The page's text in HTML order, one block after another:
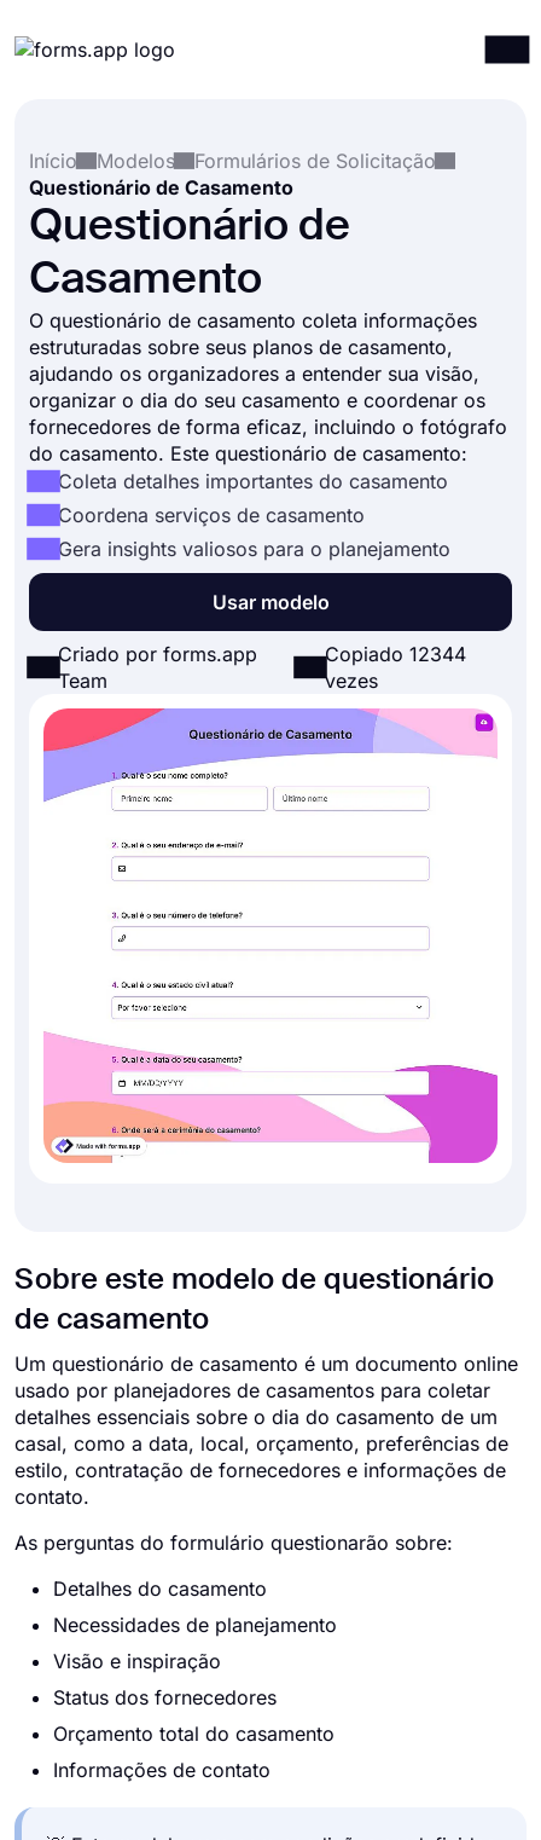
Integrações
Modelos
Recursos
Início
Modelos
Formulários de Solicitação
Questionário de Casamento
Questionário de
Casamento
O questionário de casamento coleta informações
estruturadas sobre seus planos de casamento,
ajudando os organizadores a entender sua visão,
organizar o dia do seu casamento e coordenar os
fornecedores de forma eficaz, incluindo o fotógrafo
do casamento. Este questionário de casamento:
Coleta detalhes importantes do casamento
Coordena serviços de casamento
Gera insights valiosos para o planejamento
Usar modelo
Criado por forms.app
Team
Copiado 12344
vezes
Sobre este modelo de questionário
de casamento
Um questionário de casamento é um documento online
usado por planejadores de casamentos para coletar
detalhes essenciais sobre o dia do casamento de um
casal, como a data, local, orçamento, preferências de
estilo, contratação de fornecedores e informações de
contato.
As perguntas do formulário questionarão sobre:
Detalhes do casamento
Necessidades de planejamento
Visão e inspiração
Status dos fornecedores
Orçamento total do casamento
Informações de contato